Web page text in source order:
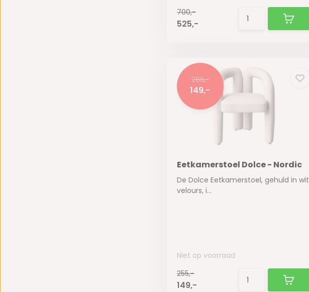
700,-
525,-
255,-
149,-
Eetkamerstoel Dolce - Nordic
De Dolce Eetkamerstoel, gehuld in wit
velours, i...
Niet op voorraad
255,-
149,-